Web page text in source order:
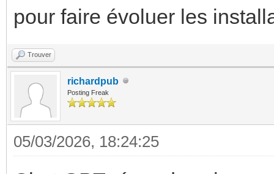
pour faire évoluer les
Trouver
richardpub
Posting Freak
05/03/2026, 18:24:25